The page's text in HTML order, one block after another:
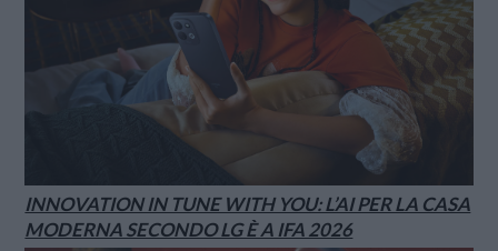
INNOVATION IN TUNE WITH YOU: L’AI PER LA CASA
MODERNA SECONDO LG È A IFA 2026